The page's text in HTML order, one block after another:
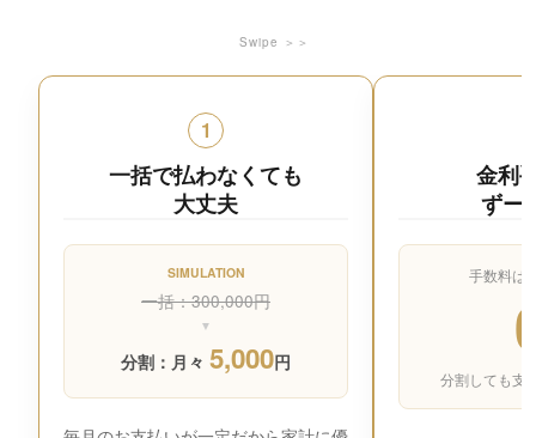
Swipe ＞＞
1
一括で払わなくても
大丈夫
SIMULATION
一括：300,000円
▼
分割：月々 5,000円
金利
ずー
手数料は
分割しても支